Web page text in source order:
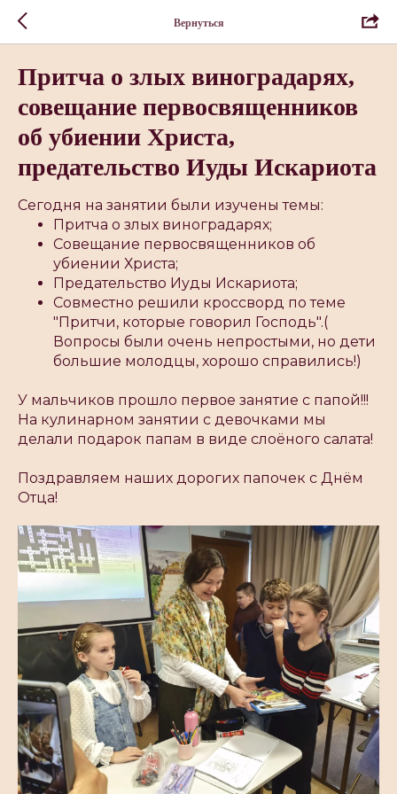
Вернуться
Притча о злых виноградарях,
совещание первосвященников
об убиении Христа,
предательство Иуды Искариота
Сегодня на занятии были изучены темы:
Притча о злых виноградарях;
Совещание первосвященников об
убиении Христа;
Предательство Иуды Искариота;
Совместно решили кроссворд по теме
"Притчи, которые говорил Господь".(
Вопросы были очень непростыми, но дети
большие молодцы, хорошо справились!)
У мальчиков прошло первое занятие с папой!!!
На кулинарном занятии с девочками мы
делали подарок папам в виде слоëного салата!
Поздравляем наших дорогих папочек с Днём
Отца!